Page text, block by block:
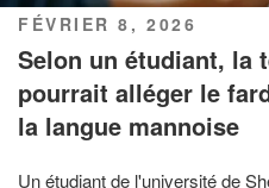
PUBLIÉ
LE
FÉVRIER 8, 2026
Selon un étudiant, la
pourrait alléger le
la langue mannoise
Un étudiant de l'université de